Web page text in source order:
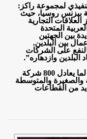
لمجموعة راكز:
بيزنس روسيا، حيث
التجارية
المتحدة
بين الجهتين
بين البلدين.
على الشركات
وازدهاره.”
وجدير بالذكر أن راكز اليوم تعد موطناً لما يعادل 800 شركة
والمتوسطة
من القطاعات